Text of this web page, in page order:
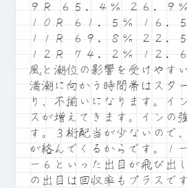
９Ｒ ６５．４％ ２６．９
１０Ｒ ６１．５％ １６．
１１Ｒ ６９．８％ ２２．
１２Ｒ ７４．２％ １２．
風と潮位の影響を受けやす
満潮に向かう時間帯はスタ
り、不揃いになります。イ
スが増えてきます。インの
す。３桁配当が少ないので
が絡んでくるからです。１
－６といった出目が飛び出
の出目は回収率もプラスです